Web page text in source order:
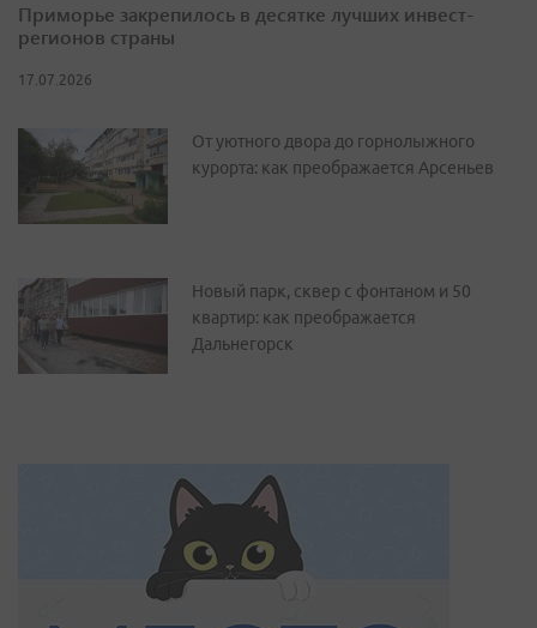
Приморье закрепилось в десятке лучших инвест-
регионов страны
17.07.2026
От уютного двора до горнолыжного
курорта: как преображается Арсеньев
Новый парк, сквер с фонтаном и 50
квартир: как преображается
Дальнегорск